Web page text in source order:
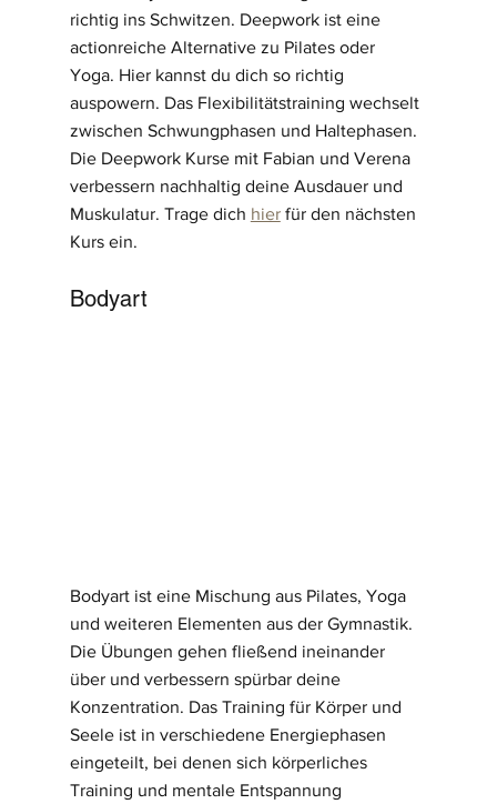
richtig ins Schwitzen. Deepwork ist eine
actionreiche Alternative zu Pilates oder
Yoga. Hier kannst du dich so richtig
auspowern. Das Flexibilitätstraining wechselt
zwischen Schwungphasen und Haltephasen.
Die Deepwork Kurse mit Fabian und Verena
verbessern nachhaltig deine Ausdauer und
Muskulatur. Trage dich hier für den nächsten
Kurs ein.
Bodyart
Bodyart ist eine Mischung aus Pilates, Yoga
und weiteren Elementen aus der Gymnastik.
Die Übungen gehen fließend ineinander
über und verbessern spürbar deine
Konzentration. Das Training für Körper und
Seele ist in verschiedene Energiephasen
eingeteilt, bei denen sich körperliches
Training und mentale Entspannung